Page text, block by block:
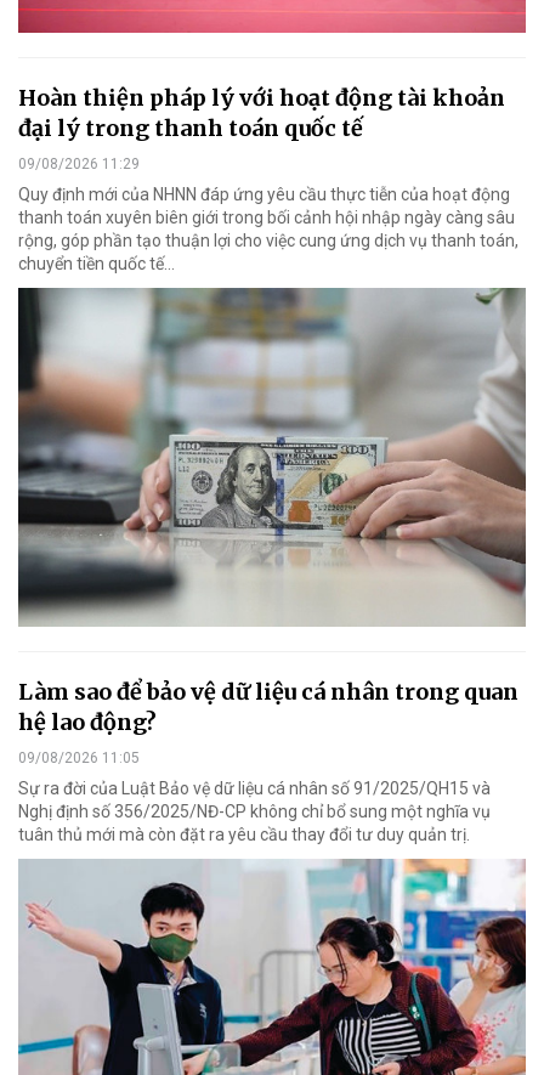
Hoàn thiện pháp lý với hoạt động tài khoản
đại lý trong thanh toán quốc tế
09/08/2026 11:29
Quy định mới của NHNN đáp ứng yêu cầu thực tiễn của hoạt động
thanh toán xuyên biên giới trong bối cảnh hội nhập ngày càng sâu
rộng, góp phần tạo thuận lợi cho việc cung ứng dịch vụ thanh toán,
chuyển tiền quốc tế...
Làm sao để bảo vệ dữ liệu cá nhân trong quan
hệ lao động?
09/08/2026 11:05
Sự ra đời của Luật Bảo vệ dữ liệu cá nhân số 91/2025/QH15 và
Nghị định số 356/2025/NĐ-CP không chỉ bổ sung một nghĩa vụ
tuân thủ mới mà còn đặt ra yêu cầu thay đổi tư duy quản trị.